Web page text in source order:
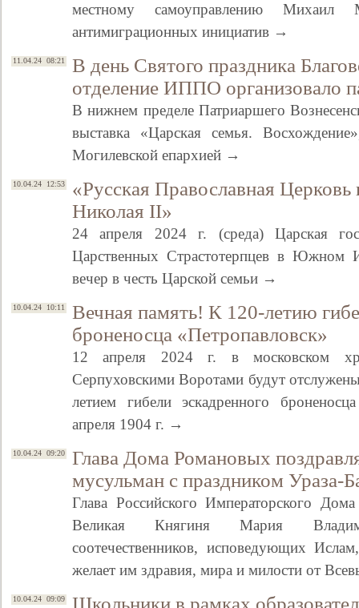
местному самоуправлению
антимиграционных инициатив →
11.04.24 08:21
В день Святого праздника
отделение ИППО организовало
В нижнем пределе Патриаршего
выставка «Царская семья.
Могилевской епархией →
10.04.24 12:53
«Русская Православная Церковь
Николая II»
24 апреля 2024 г. (среда) Царская
Царственных Страстотерпцев в Южном
вечер в честь Царской семьи →
10.04.24 10:11
Вечная память! К 120-летию
броненосца «Петропавловск»
12 апреля 2024 г. в московском
Серпуховскими Воротами будут
летием гибели эскадренного
апреля 1904 г. →
10.04.24 09:20
Глава Дома Романовых
мусульман с праздником Ураза-
Глава Российского Императорского
Великая Княгиня Мария
соотечественников, исповедующих
желает им здравия, мира и милости от
10.04.24 09:09 Школьники в рамках